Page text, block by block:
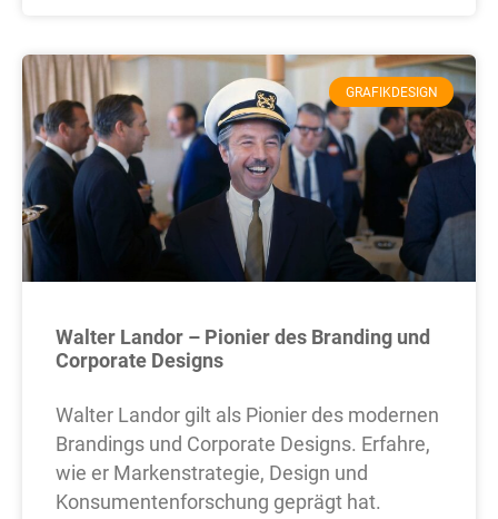
GRAFIKDESIGN
Walter Landor – Pionier des Branding und
Corporate Designs
Walter Landor gilt als Pionier des modernen
Brandings und Corporate Designs. Erfahre,
wie er Markenstrategie, Design und
Konsumentenforschung geprägt hat.